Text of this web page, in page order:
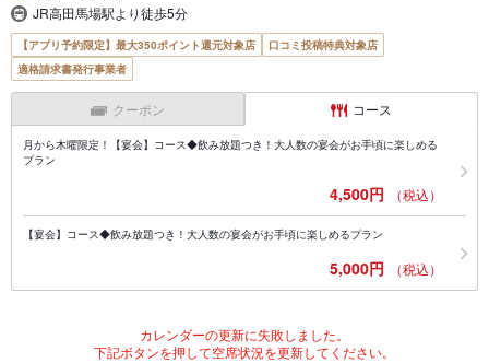
JR高田馬場駅より徒歩5分
【アプリ予約限定】最大350ポイント還元対象店
口コミ投稿特典対象店
適格請求書発行事業者
クーポン コース
月から木曜限定！【宴会】コース◆飲み放題つき！大人数の宴会がお手頃に楽しめる
プラン
4,500円 （税込）
【宴会】コース◆飲み放題つき！大人数の宴会がお手頃に楽しめるプラン
5,000円 （税込）
カレンダーの更新に失敗しました。
下記ボタンを押して空席状況を更新してください。